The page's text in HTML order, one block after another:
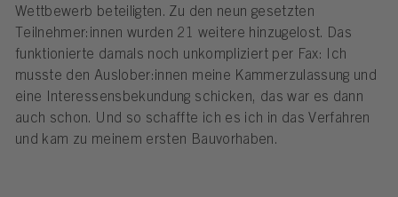
Wettbewerb beteiligten. Zu den neun gesetzten
Teilnehmer:innen wurden 21 weitere hinzugelost. Das
funktionierte damals noch unkompliziert per Fax: Ich
musste den Auslober:innen meine Kammerzulassung und
eine Interessensbekundung schicken, das war es dann
auch schon. Und so schaffte ich es ich in das Verfahren
und kam zu meinem ersten Bauvorhaben.